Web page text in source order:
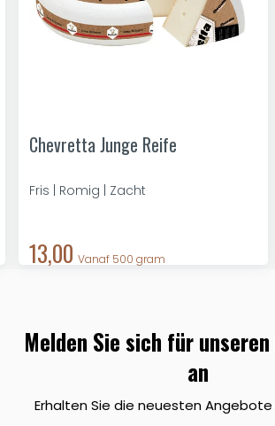
Chevretta Junge Reife
Fris | Romig | Zacht
13,00 Vanaf 500 gram
Melden Sie sich für
an
Erhalten Sie die neuesten